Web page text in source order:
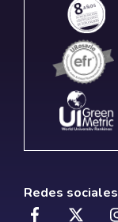
Redes sociales